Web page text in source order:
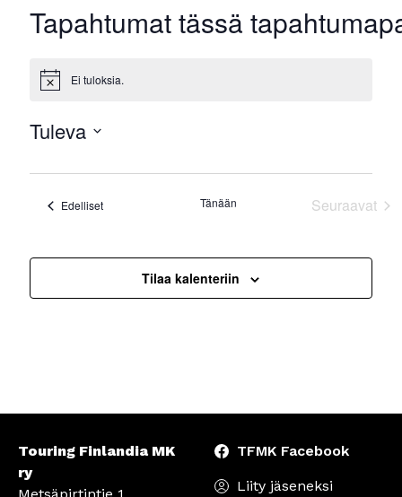
Tapahtumat tässä
Notice Ei tuloksia.
Tuleva
päivä.
EdellisetTapahtumat Tänään
Seuraavat
Tilaa kalenteriin
Touring Finlandia MK
ry
TFMK Facebook
Liity jäseneksi